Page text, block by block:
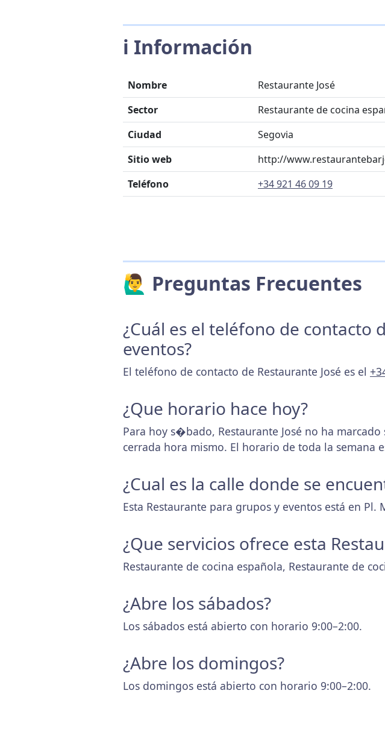
ℹ️ Información
Nombre
Restaurante José
Sector
Restaurante de cocina
Ciudad
Segovia
Sitio web
http://
Teléfono
+34 921 46 09 19
🙋‍♂️ Preguntas Frecuentes
¿Cuál es el teléfono de contacto
eventos?
El teléfono de contacto de Restaurante José es el
¿Que horario hace hoy?
Para hoy s�bado, Restaurante José no ha
cerrada hora mismo. El horario de toda la semana
¿Cual es la calle donde se
Esta Restaurante para grupos y eventos está en Pl.
¿Que servicios ofrece esta
Restaurante de cocina española, Restaurante de
¿Abre los sábados?
Los sábados está abierto con horario 9:00–2:00.
¿Abre los domingos?
Los domingos está abierto con horario 9:00–2:00.